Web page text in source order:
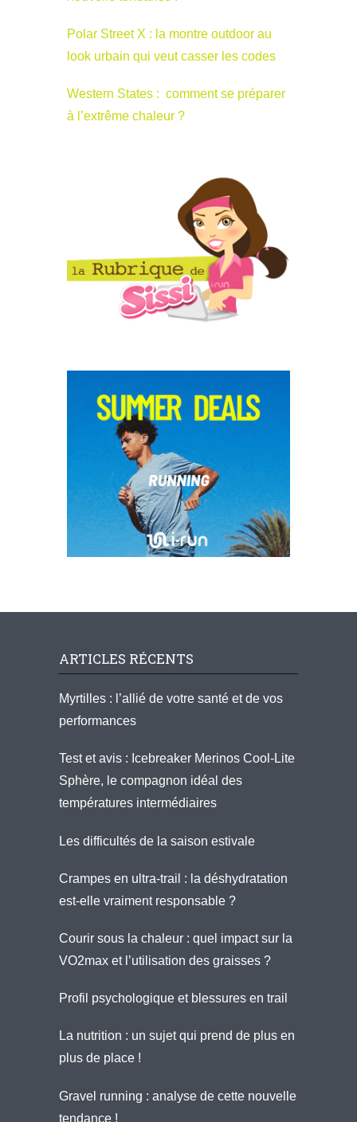
Polar Street X : la montre outdoor au
look urbain qui veut casser les codes
Western States : comment se préparer
à l’extrême chaleur ?
ARTICLES RÉCENTS
Myrtilles : l’allié de votre santé et de vos
performances
Test et avis : Icebreaker Merinos Cool-Lite
Sphère, le compagnon idéal des
températures intermédiaires
Les difficultés de la saison estivale
Crampes en ultra-trail : la déshydratation
est-elle vraiment responsable ?
Courir sous la chaleur : quel impact sur la
VO2max et l’utilisation des graisses ?
Profil psychologique et blessures en trail
La nutrition : un sujet qui prend de plus en
plus de place !
Gravel running : analyse de cette nouvelle
tendance !